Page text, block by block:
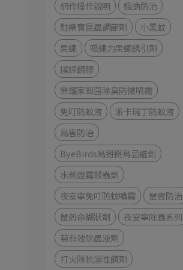
網作操作說明
蛾蚋防治
駐樂寶昆蟲調節劑
小黑蚊
果蠅
吸蠅力果蠅誘引劑
撲蟑餌膠
樂護家殺菌除臭防黴噴霧
免叮防蚊液
派卡瑞丁防蚊液
鳥害防治
ByeBirds鳥掰掰鳥忌避劑
水蒸煙霧殺蟲劑
夜安寧免叮防蚊噴霧
鼠害防治
鼠剋命糊狀劑
夜安寧除蟲系列
菊有效除蟲液劑
打火隊抗濕性餌劑